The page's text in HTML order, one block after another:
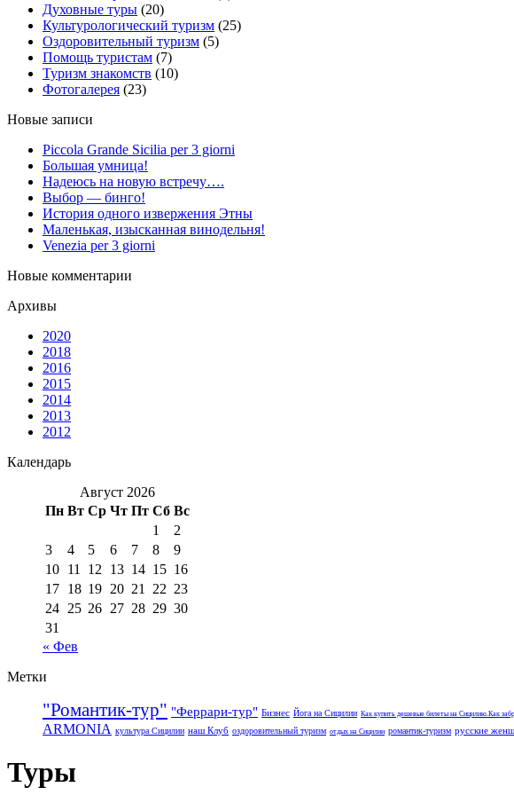
Духовные туры (20)
Культурологический туризм (25)
Оздоровительный туризм (5)
Помощь туристам (7)
Туризм знакомств (10)
Фотогалерея (23)
Новые записи
Piccola Grande Sicilia per 3 giorni
Большая умница!
Надеюсь на новую встречу….
Выбор — бинго!
История одного извержения Этны
Маленькая, изысканная винодельня!
Venezia per 3 giorni
Новые комментарии
Архивы
2020
2018
2016
2015
2014
2013
2012
Календарь
Август 2026
Пн Вт Ср Чт Пт Сб Вс
1
2
3
4 5 6 7 8
9
10 11 12 13 14 15 16
17 18 19 20 21 22 23
24 25 26 27 28 29 30
31
« Фев
Метки
"Романтик-тур" "Феррари-тур" Бизнес Йога на Сицилии Как купить дешевые билеты на Сицилию.Как
ARMONIA культура Сицилии наш Клуб оздоровительный туризм отдых на Сицилии романтик-туризм русские
Туры